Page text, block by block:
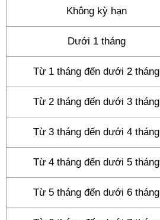
Không kỳ hạn
Dưới 1 tháng
Từ 1 tháng đến dưới 2 tháng
Từ 2 tháng đến dưới 3 tháng
Từ 3 tháng đến dưới 4 tháng
Từ 4 tháng đến dưới 5 tháng
Từ 5 tháng đến dưới 6 tháng